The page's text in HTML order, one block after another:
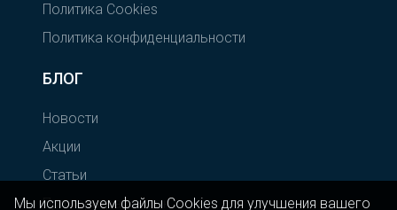
Мы используем файлы Cookies для улучшения вашего
Политика Cookies
Политика конфиденциальности
БЛОГ
Новости
Акции
Статьи
Примеры рассылок